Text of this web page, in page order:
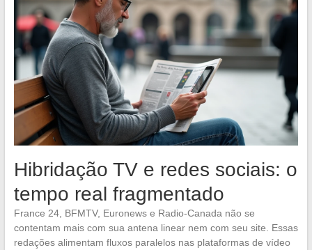
Hibridação TV e redes sociais: o
tempo real fragmentado
France 24, BFMTV, Euronews e Radio-Canada não se
contentam mais com sua antena linear nem com seu site. Essas
redações alimentam fluxos paralelos nas plataformas de vídeo